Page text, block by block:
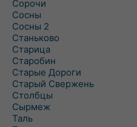
Сорочи
Сосны
Сосны 2
Станьково
Старица
Старобин
Старые Дороги
Старый Свержень
Столбцы
Сырмеж
Таль